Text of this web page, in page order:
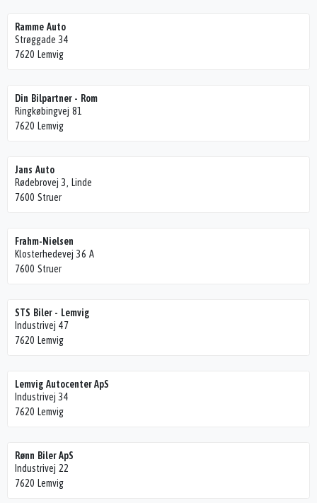
Ramme Auto
Strøggade 34
7620 Lemvig
Din Bilpartner - Rom
Ringkøbingvej 81
7620 Lemvig
Jans Auto
Rødebrovej 3, Linde
7600 Struer
Frahm-Nielsen
Klosterhedevej 36 A
7600 Struer
STS Biler - Lemvig
Industrivej 47
7620 Lemvig
Lemvig Autocenter ApS
Industrivej 34
7620 Lemvig
Rønn Biler ApS
Industrivej 22
7620 Lemvig